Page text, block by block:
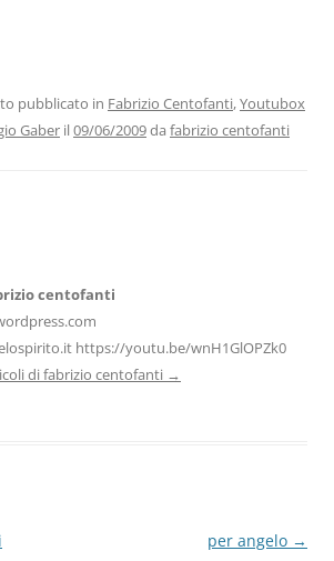
A
p
a
m
vi
di
pubblicato in Fabrizio Centofanti,Youtubox
Gaber il09/06/2009da fabrizio centofanti
centofanti
https://youtu.be/wnH1GlOPZk0
di fabrizio centofanti →
per angelo →